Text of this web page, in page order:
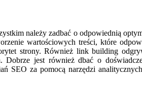
należy zadbać o odpowiednią
wartościowych treści, które
strony. Również link building
jest również dbać o
SEO za pomocą narzędzi